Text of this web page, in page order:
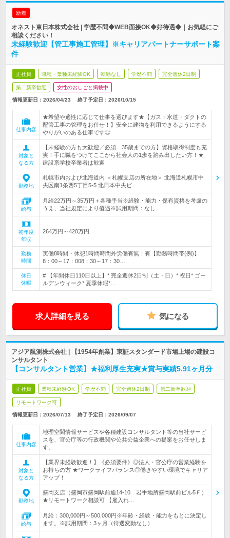
新着
オネスト東日本株式会社 | 学歴不問◆WEB面接OK◆好待遇◆｜お気軽にご
相談ください！
未経験歓迎【管工事施工管理】※キャリアパートナーサポート案
件
正社員 職種・業種未経験OK 転勤なし 学歴不問 完全週休2日制
第二新卒歓迎 女性のおしごと掲載中
情報更新日：2026/04/23 終了予定日： 2026/10/15
仕事内容
★希望や適性に応じて仕事を選びます★【ガス・水道・ダクトの
配管工事の管理をお任せ！】安全に建物を利用できるようにする
やりがいのある仕事です◎
対象と
なる方
【未経験の方も大歓迎／必須…35歳までの方】資格取得制度も充
実！手に職をつけてここから社会人の1歩を踏み出したい方！★
建設系学校卒業者は歓迎
勤務地
札幌市内および北海道内 ＜札幌支店の所在地＞ 北海道札幌市中
央区南1条西5丁目5-5 北日本中央ビ…
給与
月給22万円～35万円＋各種手当※経験・能力・保有資格を考慮の
うえ、当社規定により優遇※試用期間：なし
初年度
年収
264万円～420万円
勤務
時間
実働8時間・休憩1時間時間外労働有無：有【勤務時間帯(例)】
8：00～17：008：30～17：30…
休日
休暇
# 【年間休日110日以上】* 完全週休2日制（土・日）* 祝日* ゴー
ルデンウィーク* 夏季休暇*…
求人詳細を見る 気になる
アジア航測株式会社 | 【1954年創業】東証スタンダード市場上場の建設コ
ンサルタント
【コンサルタント営業】★福利厚生充実★賞与実績5.91ヶ月分
正社員 業種未経験OK 学歴不問 完全週休2日制 第二新卒歓迎
リモートワーク可
情報更新日：2026/07/13 終了予定日： 2026/09/07
仕事内容
地理空間情報サービスや各種建設コンサルタント等の当社サービ
スを、官公庁等の行政機関や公共公益企業への提案をお任せしま
す。
対象と
なる方
【業界未経験歓迎！】《必須要件》◎法人・官公庁の営業経験を
お持ちの方 ★ワークライフバランス◎働きやすい環境でキャリア
アップ！
勤務地
盛岡支店（盛岡市盛岡駅前通14-10 岩手地所盛岡駅前ビル5Ｆ）
★リモートワーク相談可 【雇入れ…
給与
月給：300,000円～500,000円※年齢・経験・能力をもとに決定し
ます。※試用期間：3ヶ月（待遇変動なし）